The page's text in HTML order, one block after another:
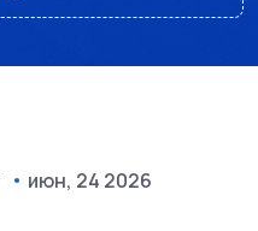
июн, 24 2026